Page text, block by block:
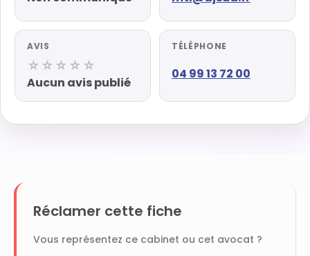
AVIS
☆☆☆☆☆
Aucun avis publié
TÉLÉPHONE
04 99 13 72 00
Réclamer cette fiche
Vous représentez ce cabinet ou cet avocat ?